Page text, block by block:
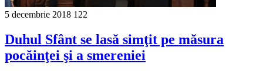
5 decembrie 2018 122
Duhul Sfânt se lasă simţit pe măsura
pocăinţei şi a smereniei